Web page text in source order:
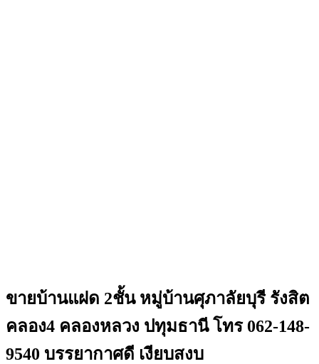
ขายบ้านแฝด 2ชั้น หมู่บ้านศุภาลัยบุรี รังสิต
คลอง4 คลองหลวง ปทุมธานี โทร 062-148-
9540 บรรยากาศดี เงียบสงบ